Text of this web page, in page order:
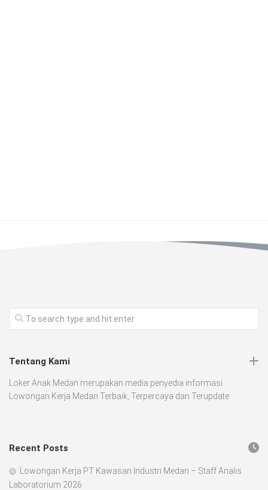
Tentang Kami
Loker Anak Medan merupakan media penyedia informasi
Lowongan Kerja Medan Terbaik, Terpercaya dan Terupdate
Recent Posts
Lowongan Kerja PT Kawasan Industri Medan – Staff Analis
Laboratorium 2026